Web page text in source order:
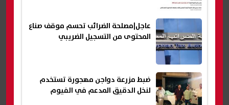
عاجل|مصلحة الضرائب تحسم موقف صناع
المحتوى من التسجيل الضريبي
ضبط مزرعة دواجن مهجورة تستخدم
لنخل الدقيق المدعم في الفيوم